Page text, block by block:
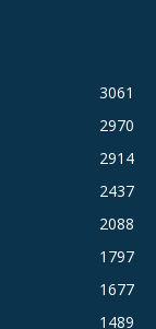
3061
2970
2914
2437
2088
1797
1677
1489